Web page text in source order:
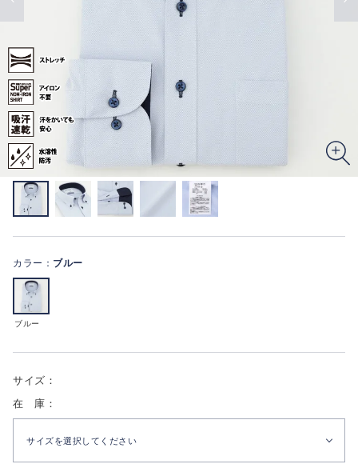
カラー： ブルー
ブルー
サイズ：
在 庫：
サイズを選択してください